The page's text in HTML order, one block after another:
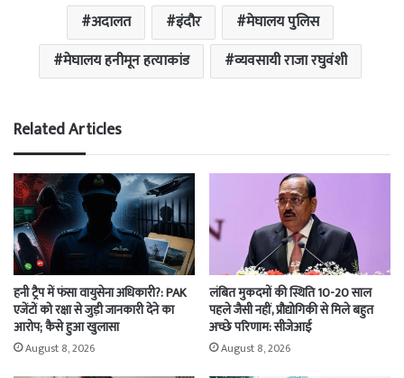
अदालत इंदौर
मेघालय पुलिस
मेघालय हनीमून हत्याकांड
व्यवसायी राजा रघुवंशी
Related Articles
हनी ट्रैप में फंसा वायुसेना अधिकारी?: PAK
एजेंटों को रक्षा से जुड़ी जानकारी देने का
आरोप; कैसे हुआ खुलासा
August 8, 2026
लंबित मुकदमों की स्थिति 10-20 साल
पहले जैसी नहीं, प्रौद्योगिकी से मिले बहुत
अच्छे परिणाम: सीजेआई
August 8, 2026